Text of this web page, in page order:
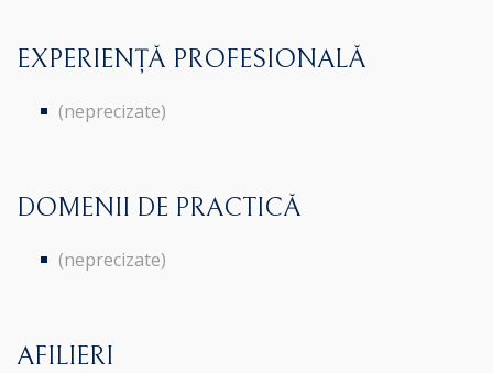
EXPERIENȚĂ PROFESIONALĂ
(neprecizate)
DOMENII DE PRACTICĂ
(neprecizate)
AFILIERI